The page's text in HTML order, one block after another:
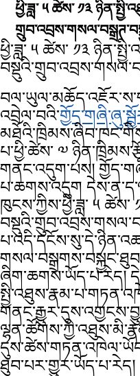
ཕྱི་ཟླ་ ༥ ཚེས་ ༡༣
ཕྱི་ཟླ་ ༥ ཚེས་ ༡༣
འབྲེལ་བའི་
པ་ཕྱི་ཚེས་ ༧
གནང་འདུག་པས།
པ་ཆགས་འདུག
ཁུངས་ཀྱིས་ཕྱི་ཟླ་ ༥ ཚེས་
ཞིག་ཆགས་ཡོད་པ་རེད།
ཐུབ་པར་གྱུར་ཡོད་པ་རེད།